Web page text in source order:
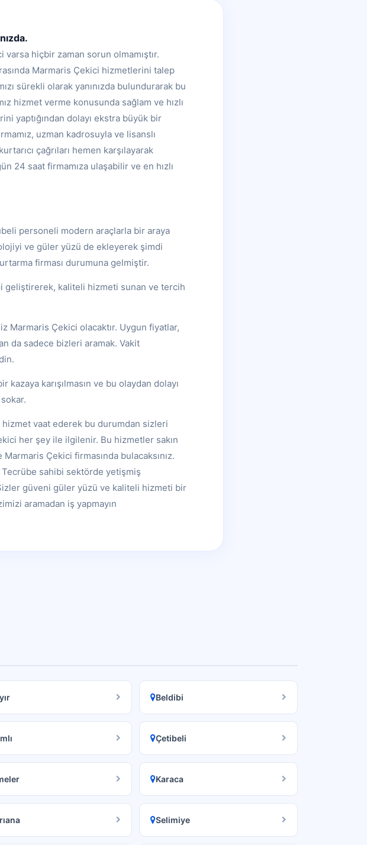
varsa hiçbir zaman sorun olmamıştır.
Marmaris Çekici hizmetlerini talep
sürekli olarak yanınızda bulundurarak bu
hizmet verme konusunda sağlam ve hızlı
yaptığından dolayı ekstra büyük bir
uzman kadrosuyla ve lisanslı
çağrıları hemen karşılayarak
24 saat firmamıza ulaşabilir ve en hızlı
personeli modern araçlarla bir araya
ve güler yüzü de ekleyerek şimdi
firması durumuna gelmiştir.
geliştirerek, kaliteli hizmeti sunan ve tercih
Marmaris Çekici olacaktır. Uygun fiyatlar,
da sadece bizleri aramak. Vakit
kazaya karışılmasın ve bu olaydan dolayı
vaat ederek bu durumdan sizleri
her şey ile ilgilenir. Bu hizmetler sakın
Çekici firmasında bulacaksınız.
Tecrübe sahibi sektörde yetişmiş
güveni güler yüzü ve kaliteli hizmeti bir
aramadan iş yapmayın
Beldibi
Çetibeli
Karaca
Selimiye